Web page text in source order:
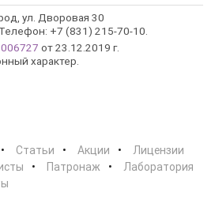
ул. Дворовая 30
+7 (831) 215-70-10.
от 23.12.2019 г.
характер.
Статьи Акции
Лицензии
Патронаж
Лаборатория